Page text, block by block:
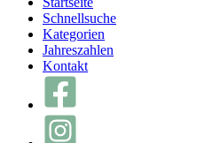
Schnellsuche
Kategorien
Jahreszahlen
Kontakt